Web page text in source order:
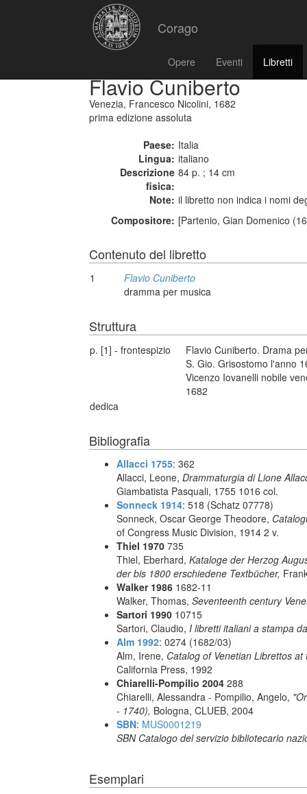
Corago
Opere Eventi Libretti
Flavio Cuniberto
Venezia, Francesco Nicolini, 1682
prima edizione assoluta
Paese: Italia
Lingua: italiano
Descrizione
fisica:
84 p. ; 14 cm
Note: il libretto non indica i nomi
Compositore: [Partenio, Gian Domenico
Contenuto del libretto
1
Flavio Cuniberto
dramma per musica
Struttura
p. [1] - frontespizio
Flavio Cuniberto. Drama
S. Gio. Grisostomo l'anno
Vicenzo Iovanelli nobile
1682
dedica
Bibliografia
Allacci 1755: 362
Allacci, Leone, Drammaturgia di Lione
Giambatista Pasquali, 1755 1016 col.
Sonneck 1914: 518 (Schatz 07778)
Sonneck, Oscar George Theodore,
of Congress Music Division, 1914 2 v.
Thiel 1970 735
Thiel, Eberhard, Kataloge der Herzog
der bis 1800 erschiedene Textbücher,
Walker 1986 1682-11
Walker, Thomas, Seventeenth century
Sartori 1990 10715
Sartori, Claudio, I libretti italiani a stampa
Alm 1992: 0274 (1682/03)
Alm, Irene, Catalog of Venetian Librettos
California Press, 1992
Chiarelli-Pompilio 2004 288
Chiarelli, Alessandra - Pompilio, Angelo,
- 1740), Bologna, CLUEB, 2004
SBN: MUS0001219
SBN Catalogo del servizio bibliotecario
Esemplari